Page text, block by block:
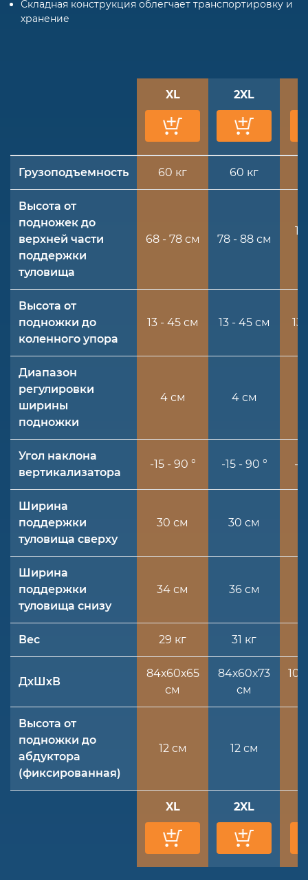
Складная конструкция облегчает транспортировку и
хранение
XL 2XL
Грузоподъемность 60 кг 60 кг
Высота от
подножек до
верхней части
поддержки
туловища
68 - 78 см 78 - 88 см
Высота от
подножки до
коленного упора
13 - 45 см 13 - 45 см 13
Диапазон
регулировки
ширины
подножки
4 см 4 см
Угол наклона
вертикализатора
-15 - 90 ° -15 - 90 ° -
Ширина
поддержки
туловища сверху
30 см 30 см
Ширина
поддержки
туловища снизу
34 см 36 см
Вес 29 кг 31 кг
ДхШхВ
84х60х65
см
84х60х73
см
Высота от
подножки до
абдуктора
(фиксированная)
12 см 12 см
XL 2XL